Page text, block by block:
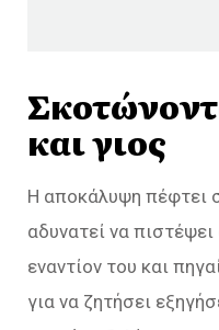
και γιος
Η αποκάλυψη πέφτει
αδυνατεί να
εναντίον του και
για να ζητήσει